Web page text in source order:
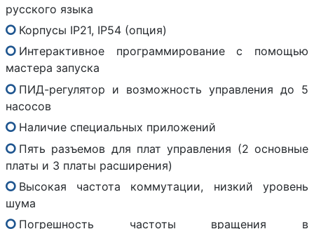
русского языка
Корпусы IP21, IP54 (опция)
Интерактивное программирование с помощью
мастера запуска
ПИД-регулятор и возможность управления до 5
насосов
Наличие специальных приложений
Пять разъемов для плат управления (2 основные
платы и 3 платы расширения)
Высокая частота коммутации, низкий уровень
шума
Погрешность частоты вращения в